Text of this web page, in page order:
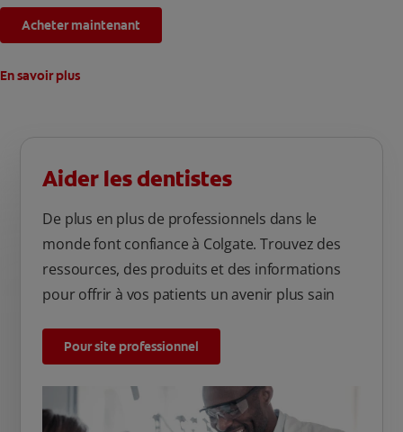
Acheter maintenant
En savoir plus
Aider les dentistes
De plus en plus de professionnels dans le
monde font confiance à Colgate. Trouvez des
ressources, des produits et des informations
pour offrir à vos patients un avenir plus sain
Pour site professionnel